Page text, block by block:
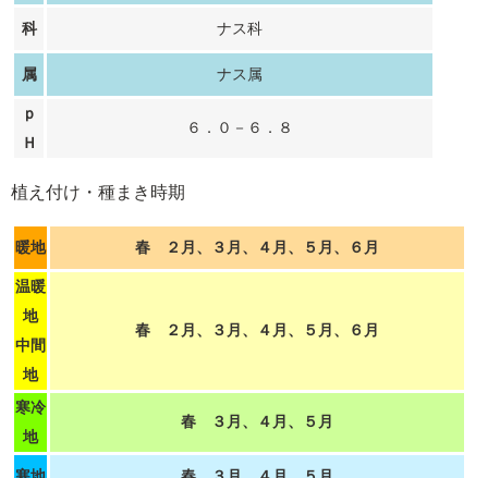
科 ナス科
属 ナス属
ｐ
Ｈ
６．０－６．８
植え付け・種まき時期
暖地 春 ２月、３月、４月、５月、６月
温暖
地
中間
地
春 ２月、３月、４月、５月、６月
寒冷
地
春 ３月、４月、５月